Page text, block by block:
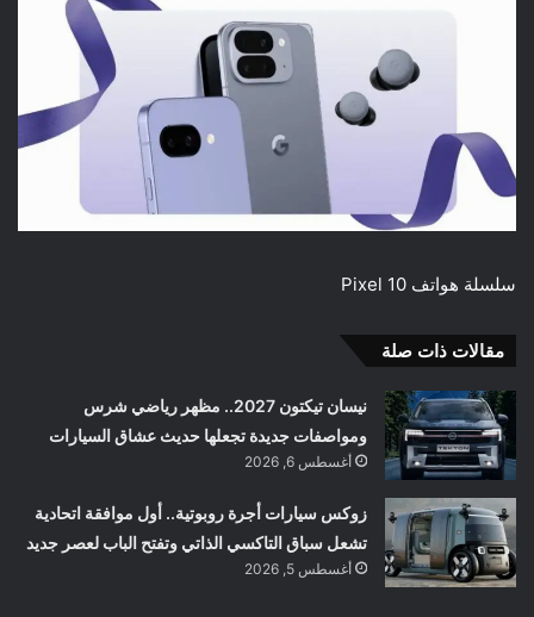
سلسلة هواتف Pixel 10
مقالات ذات صلة
نيسان تيكتون 2027.. مظهر رياضي شرس
ومواصفات جديدة تجعلها حديث عشاق السيارات
أغسطس 6, 2026
زوكس سيارات أجرة روبوتية.. أول موافقة اتحادية
تشعل سباق التاكسي الذاتي وتفتح الباب لعصر جديد
أغسطس 5, 2026